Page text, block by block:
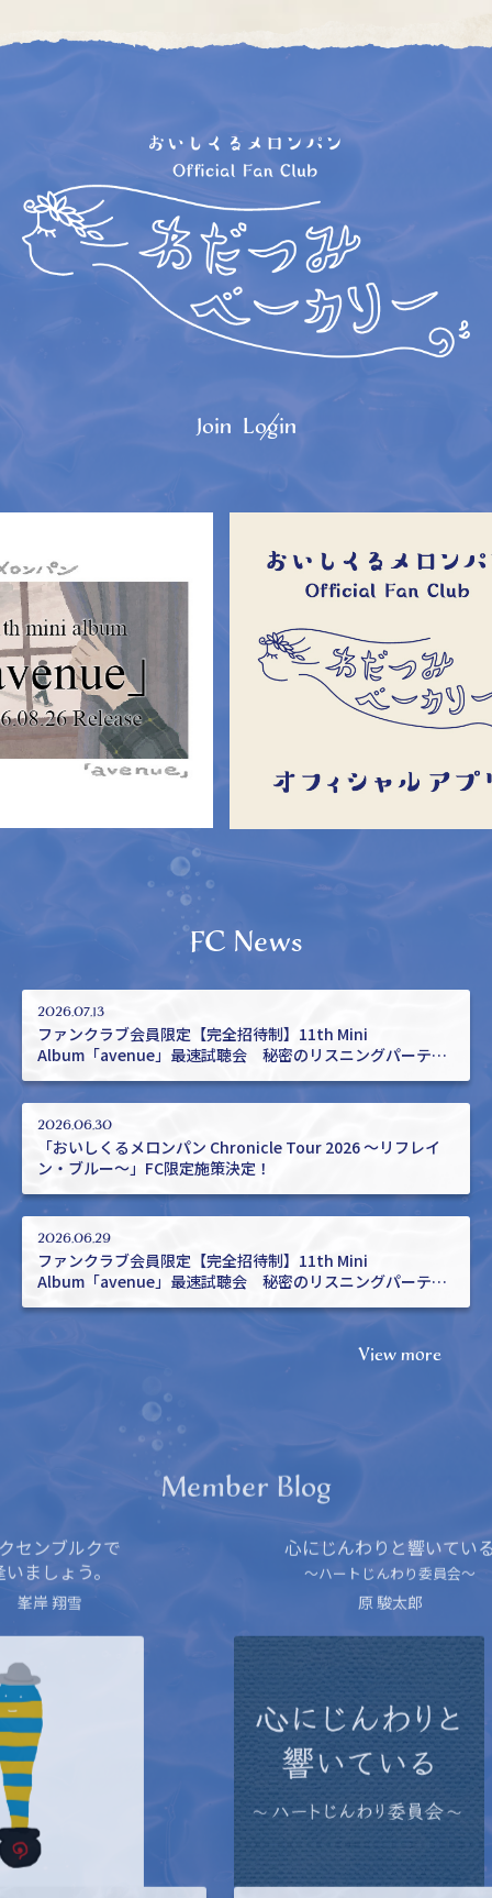
Join Login
FC News
2026.07.13
ファンクラブ会員限定【完全招待制】11th Mini
Album「avenue」最速試聴会 秘密のリスニングパーティ
ー2次先行受付開始！
2026.06.30
「おいしくるメロンパン Chronicle Tour 2026 ～リフレイ
ン・ブルー～」FC限定施策決定！
2026.06.29
ファンクラブ会員限定【完全招待制】11th Mini
Album「avenue」最速試聴会 秘密のリスニングパーティ
ー開催決定！
View more
Member Blog
心にじんわりと響いている
〜ハートじんわり委員会〜
七月、